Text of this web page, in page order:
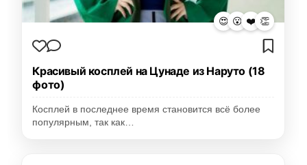
😍 😮 ❤️ 👏
Красивый косплей на Цунаде из Наруто (18
фото)
Косплей в последнее время становится всё более
популярным, так как…